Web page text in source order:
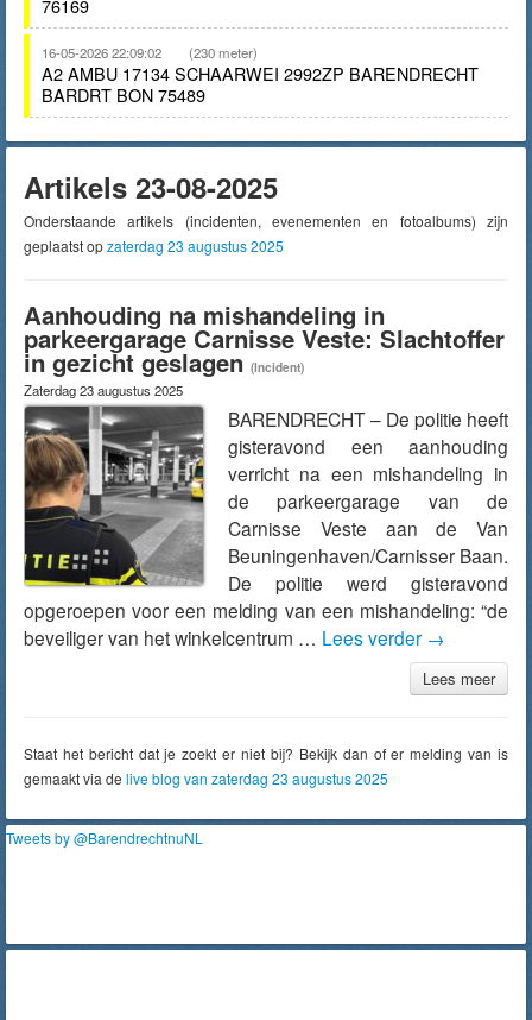
76169
16-05-2026 22:09:02 (230 meter)
A2 AMBU 17134 SCHAARWEI 2992ZP BARENDRECHT
BARDRT BON 75489
Artikels 23-08-2025
Onderstaande artikels (incidenten, evenementen en fotoalbums) zijn
geplaatst opzaterdag 23 augustus 2025
Aanhouding na mishandeling in
parkeergarage Carnisse Veste: Slachtoffer
in gezicht geslagen (Incident)
Zaterdag 23 augustus 2025
BARENDRECHT – De politie heeft
gisteravond een aanhouding
verricht na een mishandeling in
de parkeergarage van de
Carnisse Veste aan de Van
Beuningenhaven/Carnisser Baan.
De politie werd gisteravond
opgeroepen voor een melding van een mishandeling: “de
beveiliger van het winkelcentrum … Lees verder →
Lees meer
Staat het bericht dat je zoekt er niet bij? Bekijk dan of er melding van is
gemaakt via de live blog van zaterdag 23 augustus 2025
Tweets by @BarendrechtnuNL